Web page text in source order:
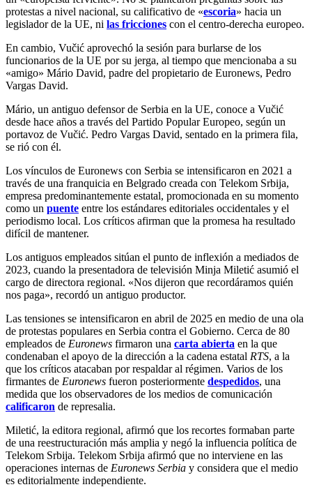
protestas a nivel nacional, su calificativo de «escoria» hacia un
legislador de la UE, ni las fricciones con el centro-derecha europeo.
En cambio, Vučić aprovechó la sesión para burlarse de los
funcionarios de la UE por su jerga, al tiempo que mencionaba a su
«amigo» Mário David, padre del propietario de Euronews, Pedro
Vargas David.
Mário, un antiguo defensor de Serbia en la UE, conoce a Vučić
desde hace años a través del Partido Popular Europeo, según un
portavoz de Vučić. Pedro Vargas David, sentado en la primera fila,
se rió con él.
Los vínculos de Euronews con Serbia se intensificaron en 2021 a
través de una franquicia en Belgrado creada con Telekom Srbija,
empresa predominantemente estatal, promocionada en su momento
como un puente entre los estándares editoriales occidentales y el
periodismo local. Los críticos afirman que la promesa ha resultado
difícil de mantener.
Los antiguos empleados sitúan el punto de inflexión a mediados de
2023, cuando la presentadora de televisión Minja Miletić asumió el
cargo de directora regional. «Nos dijeron que recordáramos quién
nos paga», recordó un antiguo productor.
Las tensiones se intensificaron en abril de 2025 en medio de una ola
de protestas populares en Serbia contra el Gobierno. Cerca de 80
empleados de Euronews firmaron una carta abierta en la que
condenaban el apoyo de la dirección a la cadena estatal RTS, a la
que los críticos atacaban por respaldar al régimen. Varios de los
firmantes de Euronews fueron posteriormente despedidos, una
medida que los observadores de los medios de comunicación
calificaron de represalia.
Miletić, la editora regional, afirmó que los recortes formaban parte
de una reestructuración más amplia y negó la influencia política de
Telekom Srbija. Telekom Srbija afirmó que no interviene en las
operaciones internas de Euronews Serbia y considera que el medio
es editorialmente independiente.